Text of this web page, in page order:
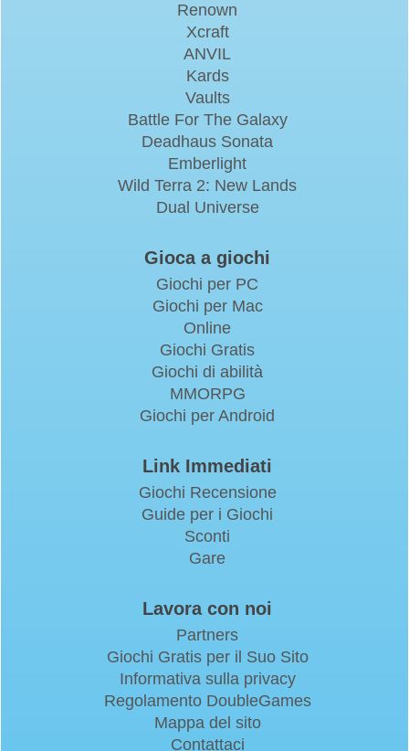
Renown
Xcraft
ANVIL
Kards
Vaults
Battle For The Galaxy
Deadhaus Sonata
Emberlight
Wild Terra 2: New Lands
Dual Universe
Gioca a giochi
Giochi per PC
Giochi per Mac
Online
Giochi Gratis
Giochi di abilità
MMORPG
Giochi per Android
Link Immediati
Giochi Recensione
Guide per i Giochi
Sconti
Gare
Lavora con noi
Partners
Giochi Gratis per il Suo Sito
Informativa sulla privacy
Regolamento DoubleGames
Mappa del sito
Contattaci